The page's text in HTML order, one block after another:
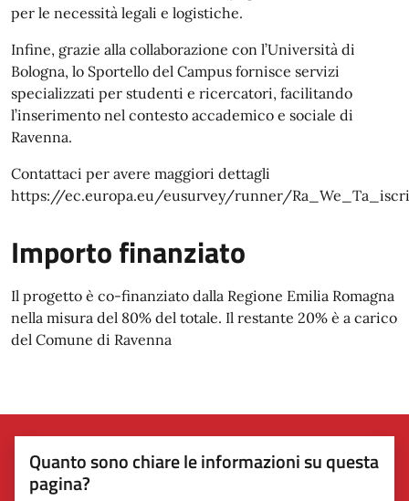
per le necessità legali e logistiche.
Infine, grazie alla collaborazione con l’Università di
Bologna, lo Sportello del Campus fornisce servizi
specializzati per studenti e ricercatori, facilitando
l’inserimento nel contesto accademico e sociale di
Ravenna.
Contattaci per avere maggiori dettagli
https://ec.europa.eu/eusurvey/runner/
Importo finanziato
Il progetto è co-finanziato dalla Regione Emilia Romagna
nella misura del 80% del totale. Il restante 20% è a carico
del Comune di Ravenna
Quanto sono chiare le informazioni su questa
pagina?